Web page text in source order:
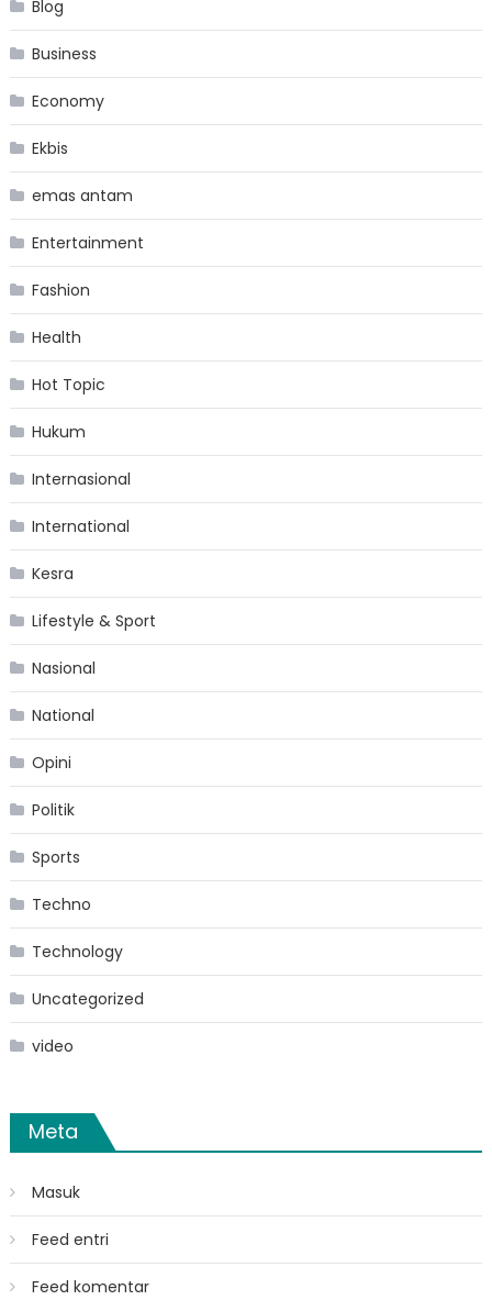
Blog
Business
Economy
Ekbis
emas antam
Entertainment
Fashion
Health
Hot Topic
Hukum
Internasional
International
Kesra
Lifestyle & Sport
Nasional
National
Opini
Politik
Sports
Techno
Technology
Uncategorized
video
Meta
Masuk
Feed entri
Feed komentar